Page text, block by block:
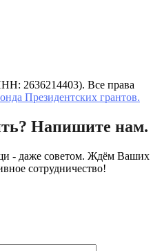
2636214403). Все права
Президентских грантов.
Напишите нам.
- даже советом. Ждём Ваших
сотрудничество!